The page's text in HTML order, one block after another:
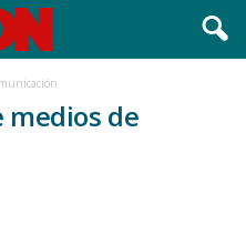
medios de